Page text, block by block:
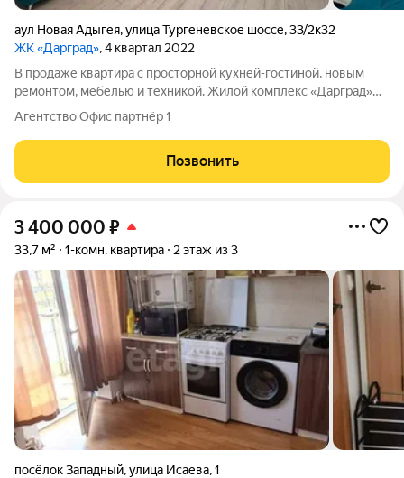
аул Новая Адыгея,улица Тургеневское шоссе,33/2к32
ЖК «Дарград», 4 квартал 2022
В продаже квартира с просторной кухней-гостиной, новым
ремонтом, мебелью и техникой. Жилой комплекс «Дарград»
находится в отличном местоположении, рядом находится всё,
что необходимо для проживания и времяпрепровождения. В
непосредственной близости с
Агентство Офис партнёр 1
Позвонить
3 400 000 ₽
33,7 м² 1-комн. квартира 2 этаж из 3
посёлок Западный,улица Исаева,1